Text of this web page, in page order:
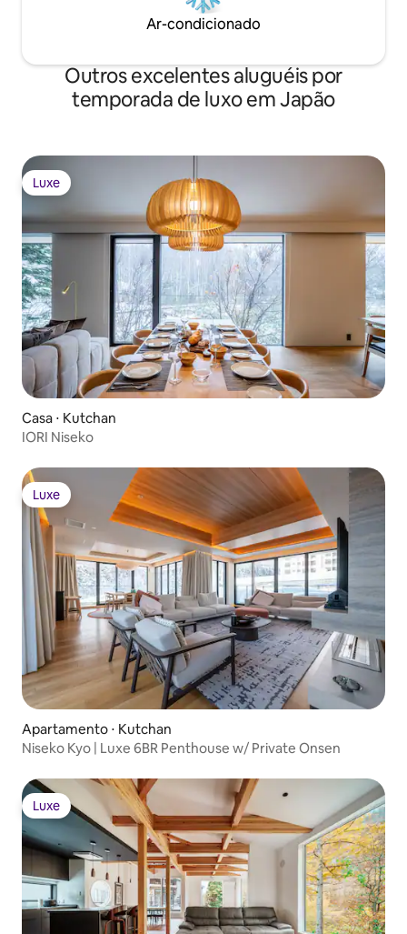
Ar-condicionado
Outros excelentes aluguéis por
temporada de luxo em Japão
Luxe
Luxe
Casa ⋅ Kutchan
IORI Niseko
Luxe
Luxe
Apartamento ⋅ Kutchan
Niseko Kyo | Luxe 6BR Penthouse w/ Private Onsen
Luxe
Luxe